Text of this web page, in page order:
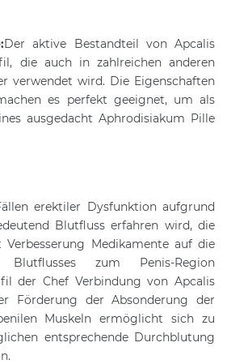
Der aktive Bestandteil von Apcalis
die auch in zahlreichen anderen
verwendet wird. Die Eigenschaften
es perfekt geeignet, um als
ausgedacht Aphrodisiakum Pille
erektiler Dysfunktion aufgrund
Blutfluss erfahren wird, die
Verbesserung Medikamente auf die
Blutflusses zum Penis-Region
der Chef Verbindung von Apcalis
Förderung der Absonderung der
Muskeln ermöglicht sich zu
entsprechende Durchblutung